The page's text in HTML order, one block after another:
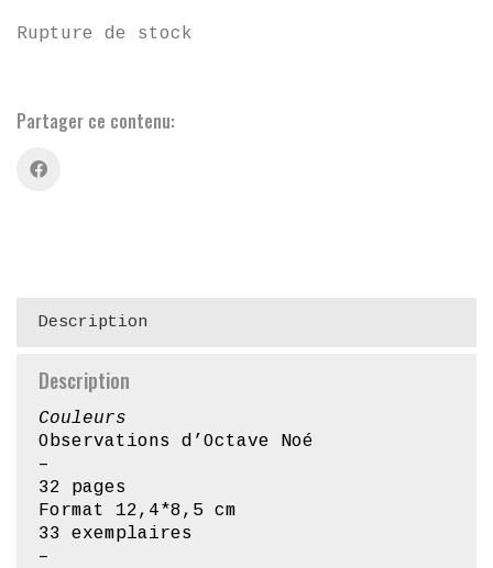
Rupture de stock
Partager ce contenu:
Description
Description
Couleurs
Observations d’Octave Noé
–
32 pages
Format 12,4*8,5 cm
33 exemplaires
–